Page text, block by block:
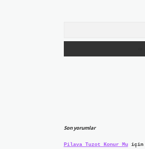
Son yorumlar
Pilava Tuzot Konur Muiçin